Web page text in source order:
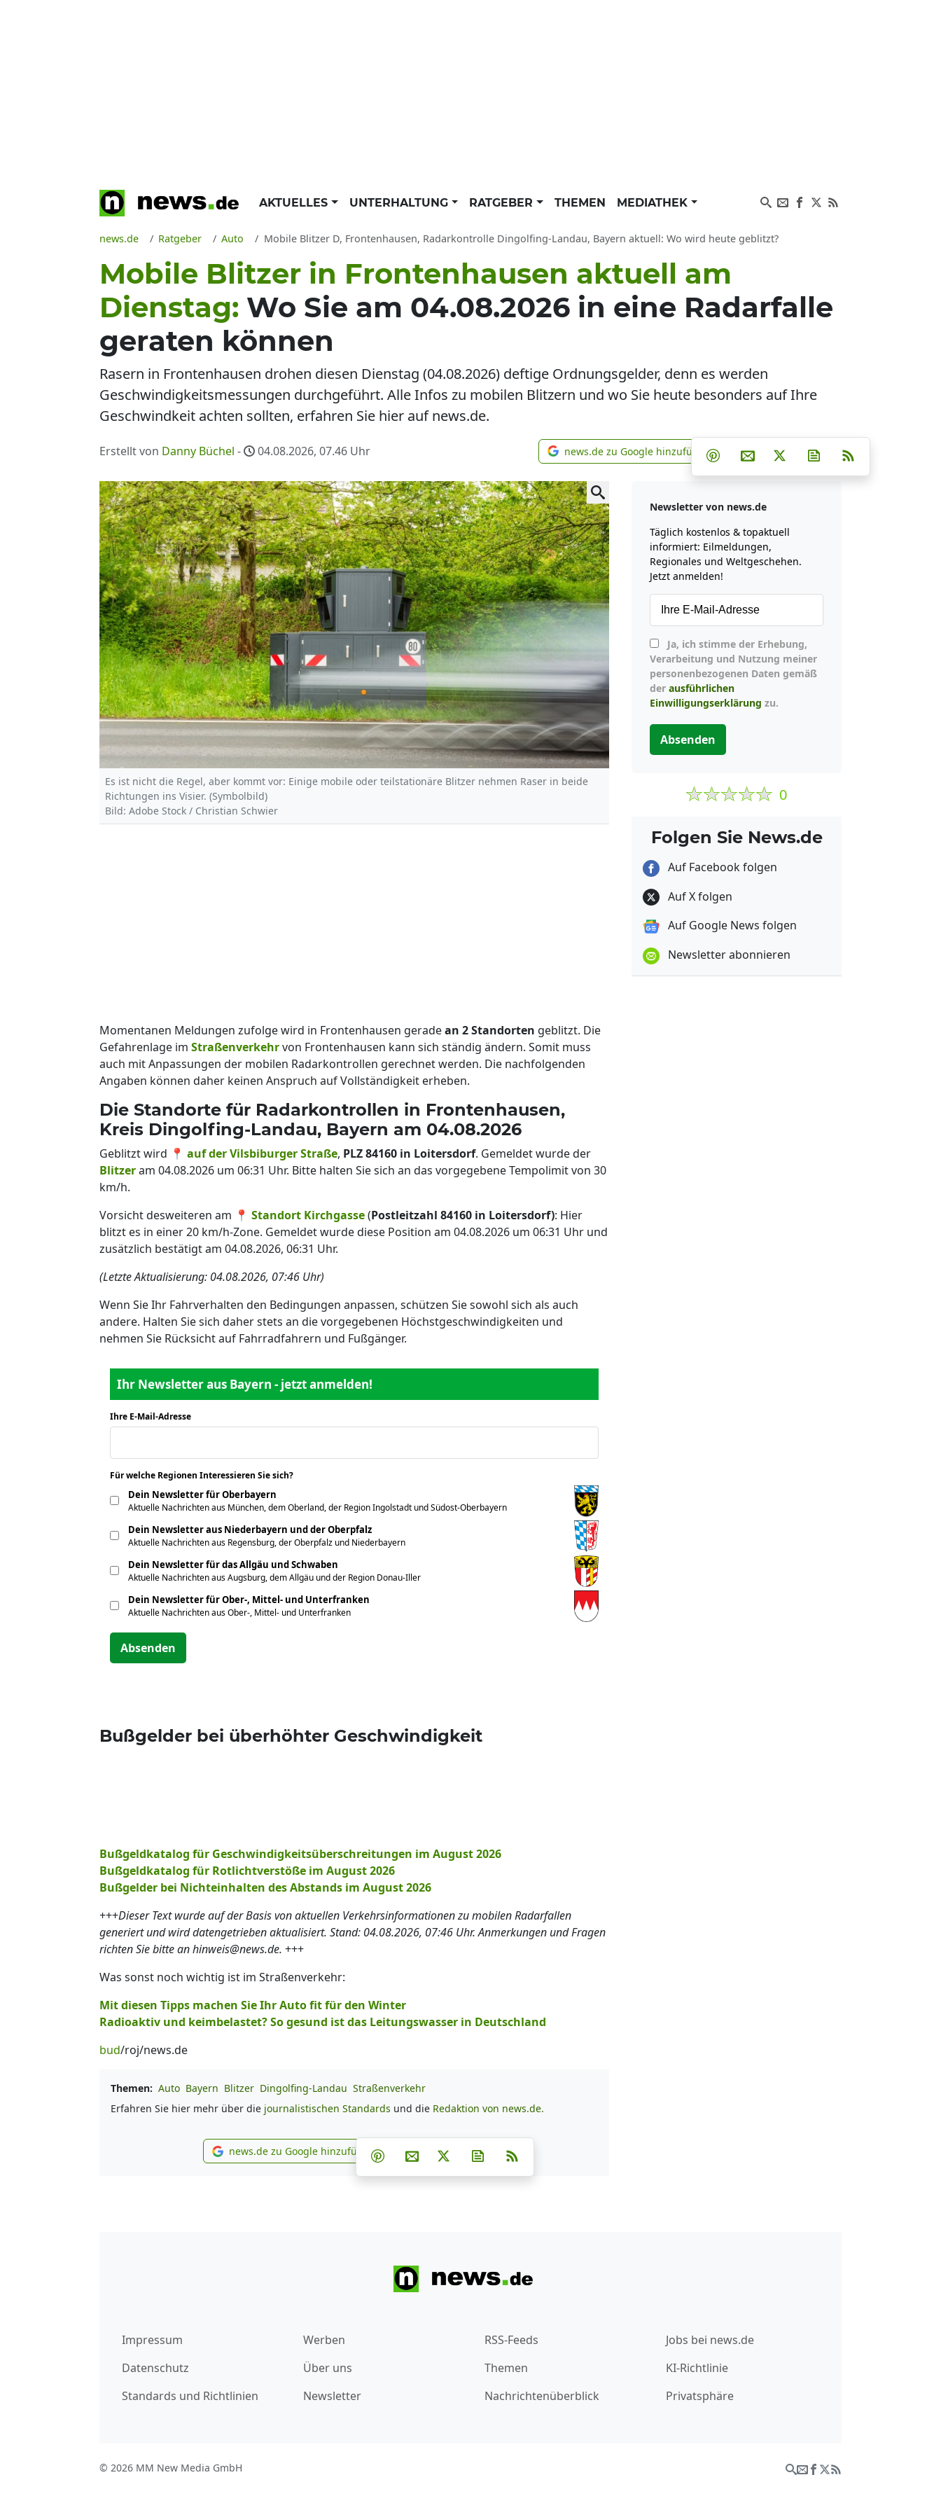
AKTUELLES UNTERHALTUNG RATGEBER THEMEN MEDIATHEK
news.de Ratgeber Auto Mobile Blitzer D, Frontenhausen, Radarkontrolle Dingolfing-Landau, Bayern aktuell: Wo wird heute geblitzt?
Mobile Blitzer in Frontenhausen aktuell am
Dienstag: Wo Sie am 04.08.2026 in eine Radarfalle
geraten können
Rasern in Frontenhausen drohen diesen Dienstag (04.08.2026) deftige Ordnungsgelder, denn es werden
Geschwindigkeitsmessungen durchgeführt. Alle Infos zu mobilen Blitzern und wo Sie heute besonders auf Ihre
Geschwindkeit achten sollten, erfahren Sie hier auf news.de.
Erstellt von Danny Büchel - 04.08.2026, 07.46 Uhr news.de zu Google hinzufügen
news.de zu Google hinzufügen Teilen auf Facebook
Teilen auf Whatsapp
Teilen auf Telegram
Teilen auf Pinterest
Per E-Mail teilen
Post auf XNewsletter
Es ist nicht die Regel, aber kommt vor: Einige mobile oder teilstationäre Blitzer nehmen Raser in beide
Richtungen ins Visier. (Symbolbild)
Bild: Adobe Stock / Christian Schwier
Momentanen Meldungen zufolge wird in Frontenhausen geradean 2 Standorten geblitzt. Die
Gefahrenlage im Straßenverkehrvon Frontenhausen kann sich ständig ändern. Somit muss
auch mit Anpassungen der mobilen Radarkontrollen gerechnet werden. Die nachfolgenden
Angaben können daher keinen Anspruch auf Vollständigkeit erheben.
Die Standorte für Radarkontrollen in Frontenhausen,
Kreis Dingolfing-Landau, Bayern am 04.08.2026
Geblitzt wird 📍 auf der Vilsbiburger Straße, PLZ 84160 in Loitersdorf. Gemeldet wurde der
Blitzeram 04.08.2026 um 06:31 Uhr. Bitte halten Sie sich an das vorgegebene Tempolimit von 30
km/h.
Vorsicht desweiteren am 📍 Standort Kirchgasse(Postleitzahl 84160 in Loitersdorf): Hier
blitzt es in einer 20 km/h-Zone. Gemeldet wurde diese Position am 04.08.2026 um 06:31 Uhr und
zusätzlich bestätigt am 04.08.2026, 06:31 Uhr.
(Letzte Aktualisierung: 04.08.2026, 07:46 Uhr)
Wenn Sie Ihr Fahrverhalten den Bedingungen anpassen, schützen Sie sowohl sich als auch
andere. Halten Sie sich daher stets an die vorgegebenen Höchstgeschwindigkeiten und
nehmen Sie Rücksicht auf Fahrradfahrern und Fußgänger.
Ihr Newsletter aus Bayern - jetzt anmelden!
Ihre E-Mail-Adresse
Für welche Regionen Interessieren Sie sich?
Dein Newsletter für Oberbayern
Aktuelle Nachrichten aus München, dem Oberland, der Region Ingolstadt und Südost-Oberbayern
Dein Newsletter aus Niederbayern und der Oberpfalz
Aktuelle Nachrichten aus Regensburg, der Oberpfalz und Niederbayern
Dein Newsletter für das Allgäu und Schwaben
Aktuelle Nachrichten aus Augsburg, dem Allgäu und der Region Donau-Iller
Dein Newsletter für Ober-, Mittel- und Unterfranken
Aktuelle Nachrichten aus Ober-, Mittel- und Unterfranken
Absenden
Bußgelder bei überhöhter Geschwindigkeit
Bußgeldkatalog für Geschwindigkeitsüberschreitungen im August 2026
Bußgeldkatalog für Rotlichtverstöße im August 2026
Bußgelder bei Nichteinhalten des Abstands im August 2026
+++Dieser Text wurde auf der Basis von aktuellen Verkehrsinformationen zu mobilen Radarfallen
generiert und wird datengetrieben aktualisiert. Stand: 04.08.2026, 07:46 Uhr. Anmerkungen und Fragen
richten Sie bitte an hinweis@news.de. +++
Was sonst noch wichtig ist im Straßenverkehr:
Mit diesen Tipps machen Sie Ihr Auto fit für den Winter
Radioaktiv und keimbelastet? So gesund ist das Leitungswasser in Deutschland
bud/roj/news.de
Themen: Auto Bayern Blitzer Dingolfing-Landau Straßenverkehr
Erfahren Sie hier mehr über die journalistischen Standards und die Redaktion von news.de.
news.de zu Google hinzufügen
news.de zu Google hinzufügen Teilen auf Facebook
Teilen auf Whatsapp
Teilen auf Telegram
Teilen auf Pinterest
Per E-Mail teilen
Post auf XNewsletter abonnieren
Newsletter von news.de
Täglich kostenlos & topaktuell
informiert: Eilmeldungen,
Regionales und Weltgeschehen.
Jetzt anmelden!
Verarbeitung und Nutzung meiner
personenbezogenen Daten gemäß
der ausführlichen
Einwilligungserklärung zu.
Absenden
0
Folgen Sie News.de
Auf Facebook folgen
Auf X folgen
Auf Google News folgen
Newsletter abonnieren
Impressum
Datenschutz
Standards und Richtlinien
Werben
Über uns
Newsletter
RSS-Feeds
Themen
Nachrichtenüberblick
Jobs bei news.de
KI-Richtlinie
Privatsphäre
© 2026 MM New Media GmbH